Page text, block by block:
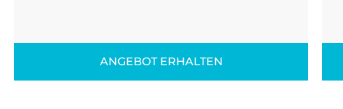
ANGEBOT ERHALTEN